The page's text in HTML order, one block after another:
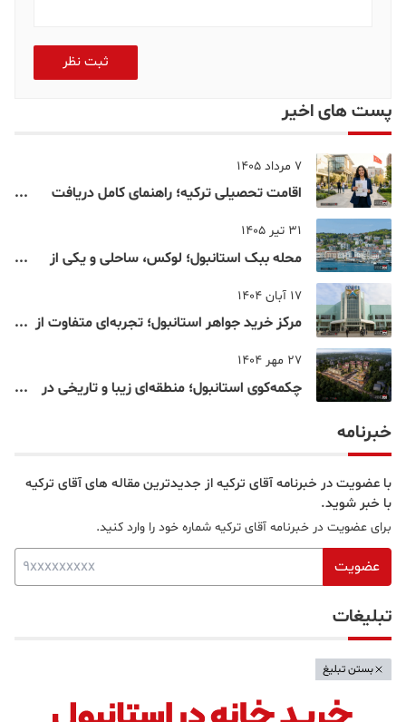
ثبت نظر
پست های اخیر
7 مرداد 1405
اقامت تحصیلی ترکیه؛ راهنمای کامل دریافت
31 تیر 1405
محله ببک استانبول؛ لوکس، ساحلی و یکی از
17 آبان 1404
مرکز خرید جواهر استانبول؛ تجربه‌ای متفاوت از
27 مهر 1404
چکمه‌کوی استانبول؛ منطقه‌ای زیبا و تاریخی در
خبرنامه
با عضویت در خبرنامه آقای ترکیه از جدیدترین مقاله های آقای ترکیه
با خبر شوید.
برای عضویت در خبرنامه آقای ترکیه شماره خود را وارد کنید.
عضویت
تبلیغات
بستن تبلیغ